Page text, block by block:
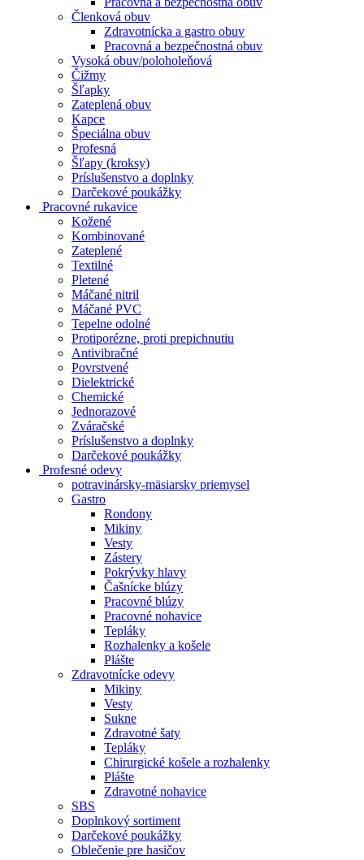
Členková obuv
Zdravotnícka a gastro obuv
Pracovná a bezpečnostná obuv
Vysoká obuv/poloholeňová
Čižmy
Šľapky
Zateplená obuv
Kapce
Špeciálna obuv
Profesná
Šľapy (kroksy)
Príslušenstvo a doplnky
Darčekové poukážky
Pracovné rukavice
Kožené
Kombinované
Zateplené
Textilné
Pletené
Máčané nitril
Máčané PVC
Tepelne odolné
Protiporézne, proti prepichnutiu
Antivibračné
Povrstvené
Dielektrické
Chemické
Jednorazové
Zváračské
Príslušenstvo a doplnky
Darčekové poukážky
Profesné odevy
potravinársky-mäsiarsky priemysel
Gastro
Rondony
Mikiny
Vesty
Zástery
Pokrývky hlavy
Čašnícke blúzy
Pracovné blúzy
Pracovné nohavice
Tepláky
Rozhalenky a košele
Plášte
Zdravotnícke odevy
Mikiny
Vesty
Sukne
Zdravotné šaty
Tepláky
Chirurgické košele a rozhalenky
Plášte
Zdravotné nohavice
SBS
Doplnkový sortiment
Darčekové poukážky
Oblečenie pre hasičov